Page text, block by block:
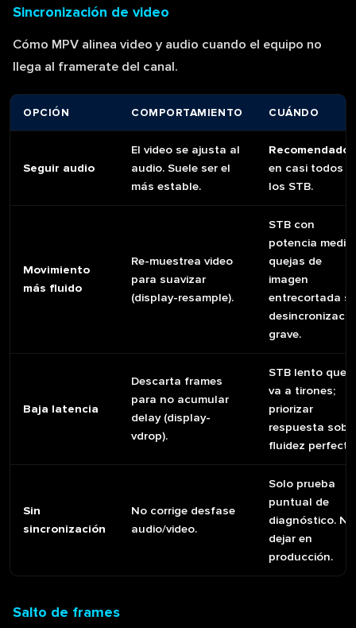
Sincronización de video
Cómo MPV alinea video y audio cuando el equipo no
llega al framerate del canal.
OPCIÓN COMPORTAMIENTO CUÁNDO
Seguir audio
El video se ajusta al
audio. Suele ser el
más estable.
Recomendado
en casi todos
los STB.
Movimiento
más fluido
Re-muestrea video
para suavizar
(display-resample).
STB con
potencia media
quejas de
imagen
entrecortada
grave.
Baja latencia
Descarta frames
para no acumular
delay (display-
vdrop).
STB lento que
va a tirones;
priorizar
respuesta
fluidez
Sin
sincronización
No corrige desfase
audio/video.
Solo prueba
puntual de
diagnóstico. No
dejar en
producción.
Salto de frames